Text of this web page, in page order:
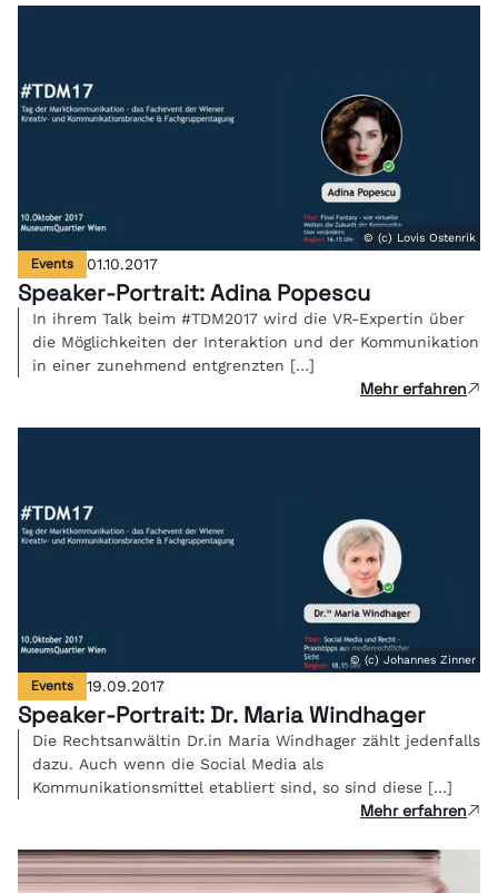
© (c) Lovis Ostenrik
Events 01.10.2017
Speaker-Portrait: Adina Popescu
In ihrem Talk beim #TDM2017 wird die VR-Expertin über
die Möglichkeiten der Interaktion und der Kommunikation
in einer zunehmend entgrenzten […]
Mehr erfahren
© (c) Johannes Zinner
Events 19.09.2017
Speaker-Portrait: Dr. Maria Windhager
Die Rechtsanwältin Dr.in Maria Windhager zählt jedenfalls
dazu. Auch wenn die Social Media als
Kommunikationsmittel etabliert sind, so sind diese […]
Mehr erfahren